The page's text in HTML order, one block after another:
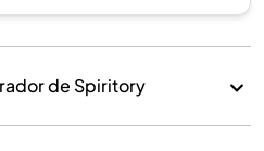
de Spiritory